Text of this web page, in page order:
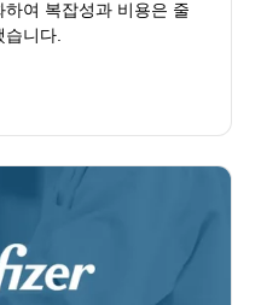
여 복잡성과 비용은 줄
니다.